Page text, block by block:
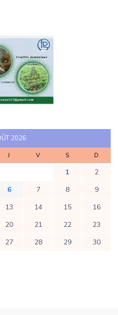
2026
J V S D
1
2
6 7 8
9
13 14 15
16
20 21 22
23
27 28 29
30